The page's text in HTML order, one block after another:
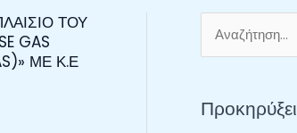
ΤΟΥ
GAS
ΜΕ Κ.Ε
ν
ζ